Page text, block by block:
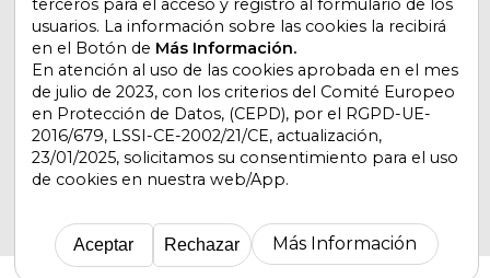
Buscalibre España. Calle Energía, 65, Nave 3 (08940),
Cornellà de Llobregat, Barcelona. Derechos Reservados.
Buscalibre Argentina| Buscalibre Chile|Buscalibre
Colombia
Buscalibre Ecuador Buscalibre España
Buscalibre México
|Bookdelivery Reino Unido
usuarios. La información sobre las cookies la recibirá
en el Botón de Más Información.
En atención al uso de las cookies aprobada en el mes
de julio de 2023, con los criterios del Comité Europeo
en Protección de Datos, (CEPD), por el RGPD-UE-
2016/679, LSSI-CE-2002/21/CE, actualización,
23/01/2025, solicitamos su consentimiento para el uso
de cookies en nuestra web/App.
Aceptar Rechazar Más Información